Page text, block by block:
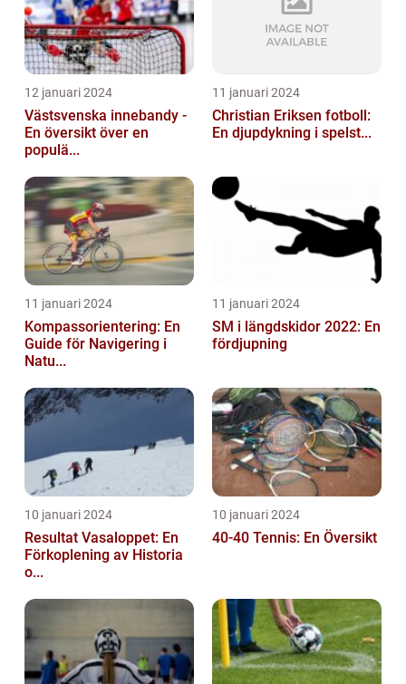
12 januari 2024
Västsvenska innebandy -
En översikt över en
populä...
11 januari 2024
Christian Eriksen fotboll:
En djupdykning i spelst...
11 januari 2024
Kompassorientering: En
Guide för Navigering i
Natu...
11 januari 2024
SM i längdskidor 2022: En
fördjupning
10 januari 2024
Resultat Vasaloppet: En
Förkoplening av Historia
o...
10 januari 2024
40-40 Tennis: En Översikt